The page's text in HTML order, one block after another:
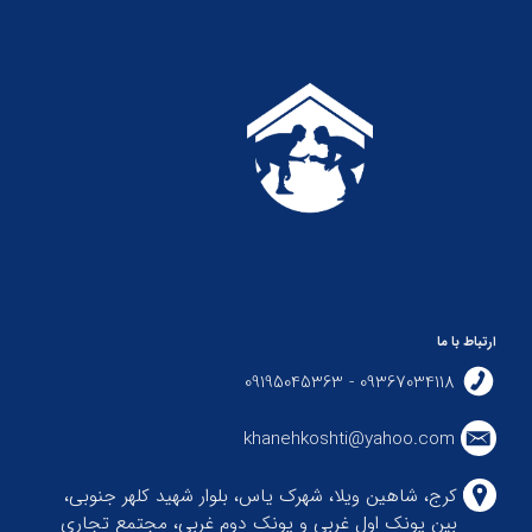
ارتباط با ما
09367034118 - 09195045363
khanehkoshti@yahoo.com
کرج، شاهین ویلا، شهرک یاس، بلوار شهید کلهر جنوبی،
بین پونک اول غربی و پونک دوم غربی، مجتمع تجاری